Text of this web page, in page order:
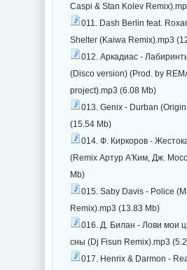
Caspi & Stan Kolev
011. Dash Berlin feat.
Shelter (Kaiwa Remix).mp3
012. Аркадиас -
(Discо version) (Prod. by
project).mp3 (6.08 Mb)
013. Genix - Durban
(15.54 Mb)
014. Ф. Киркоров -
(Remix Артур А'Ким, Дж.
Mb)
015. Saby Davis - Police
Remix).mp3 (13.83 Mb)
016. Д. Билан - Лови мои
сны (Dj Fisun Remix).mp3
017. Henrix & Darmon -